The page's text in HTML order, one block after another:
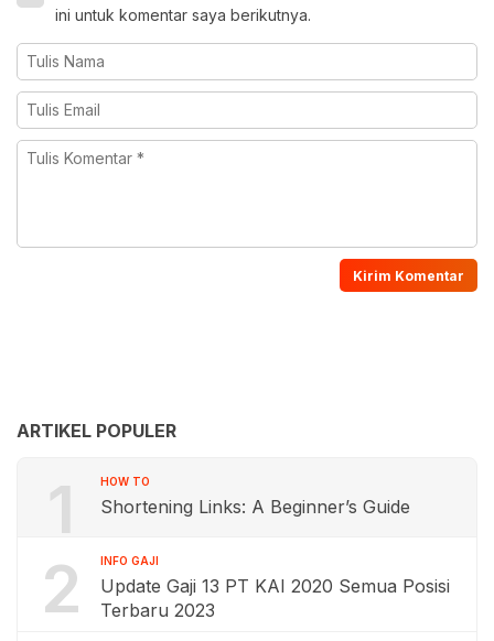
ini untuk komentar saya berikutnya.
ARTIKEL POPULER
1 HOW TO
Shortening Links: A Beginner’s Guide
2 INFO GAJI
Update Gaji 13 PT KAI 2020 Semua Posisi
Terbaru 2023